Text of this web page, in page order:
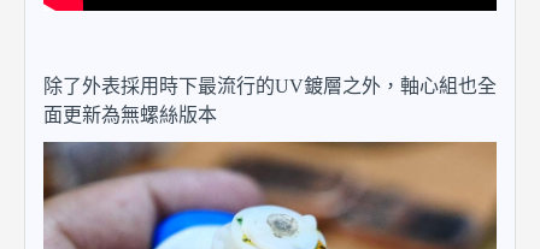
除了外表採用時下最流行的UV鍍層之外，軸心組也全
面更新為無螺絲版本